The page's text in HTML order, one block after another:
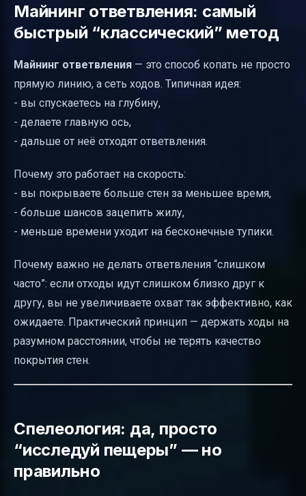
Майнинг ответвления: самый
быстрый “классический” метод
Майнинг ответвления — это способ копать не просто
прямую линию, а сеть ходов. Типичная идея:
- вы спускаетесь на глубину,
- делаете главную ось,
- дальше от неё отходят ответвления.
Почему это работает на скорость:
- вы покрываете больше стен за меньшее время,
- больше шансов зацепить жилу,
- меньше времени уходит на бесконечные тупики.
Почему важно не делать ответвления “слишком
часто”: если отходы идут слишком близко друг к
другу, вы не увеличиваете охват так эффективно, как
ожидаете. Практический принцип — держать ходы на
разумном расстоянии, чтобы не терять качество
покрытия стен.
Спелеология: да, просто
“исследуй пещеры” — но
правильно